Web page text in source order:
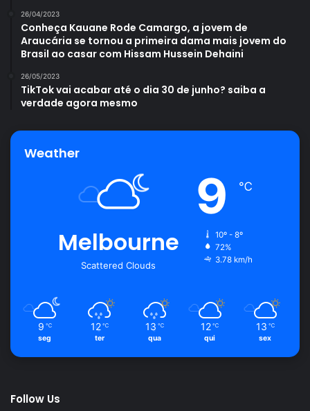
26/04/2023
Conheça Kauane Rode Camargo, a jovem de
Araucária se tornou a primeira dama mais jovem do
Brasil ao casar com Hissam Hussein Dehaini
26/05/2023
TikTok vai acabar até o dia 30 de junho? saiba a
verdade agora mesmo
Weather
Melbourne
Scattered Clouds
9 ℃
10º - 8º
72%
3.78 km/h
9 ℃
seg
12 ℃
ter
13 ℃
qua
12 ℃
qui
13 ℃
sex
Follow Us